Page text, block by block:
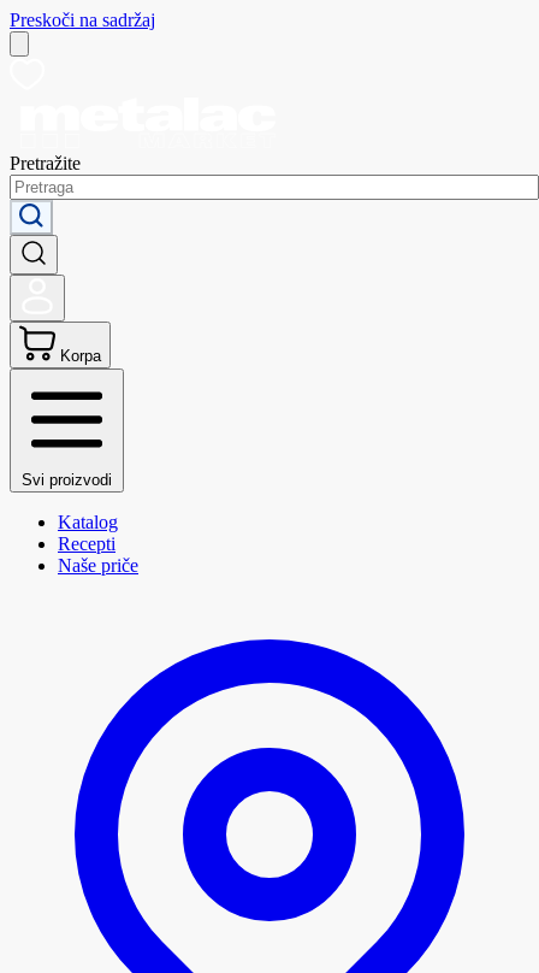
Preskoči na sadržaj
Pretražite
Korpa
Svi proizvodi
Katalog
Recepti
Naše priče